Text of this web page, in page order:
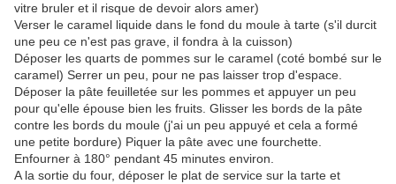
vitre bruler et il risque de devoir alors amer)
Verser le caramel liquide dans le fond du moule à tarte (s'il durcit
une peu ce n'est pas grave, il fondra à la cuisson)
Déposer les quarts de pommes sur le caramel (coté bombé sur le
caramel) Serrer un peu, pour ne pas laisser trop d'espace.
Déposer la pâte feuilletée sur les pommes et appuyer un peu
pour qu'elle épouse bien les fruits. Glisser les bords de la pâte
contre les bords du moule (j'ai un peu appuyé et cela a formé
une petite bordure) Piquer la pâte avec une fourchette.
Enfourner à 180° pendant 45 minutes environ.
A la sortie du four, déposer le plat de service sur la tarte et